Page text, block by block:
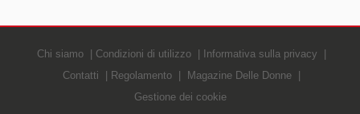
Chi siamo Condizioni di utilizzo
Informativa sulla privacy
Contatti
Regolamento
Magazine Delle Donne
Gestione dei cookie